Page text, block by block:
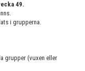
49.
i grupperna.
grupper (vuxen eller